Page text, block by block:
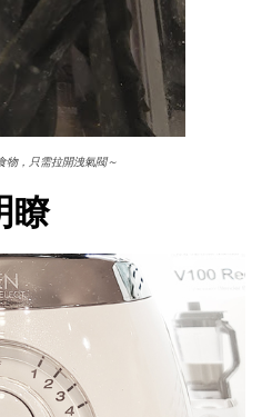
物，只需拉開洩氣閥～
瞭